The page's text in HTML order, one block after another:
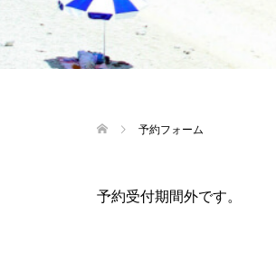
予約フォーム
予約受付期間外です。